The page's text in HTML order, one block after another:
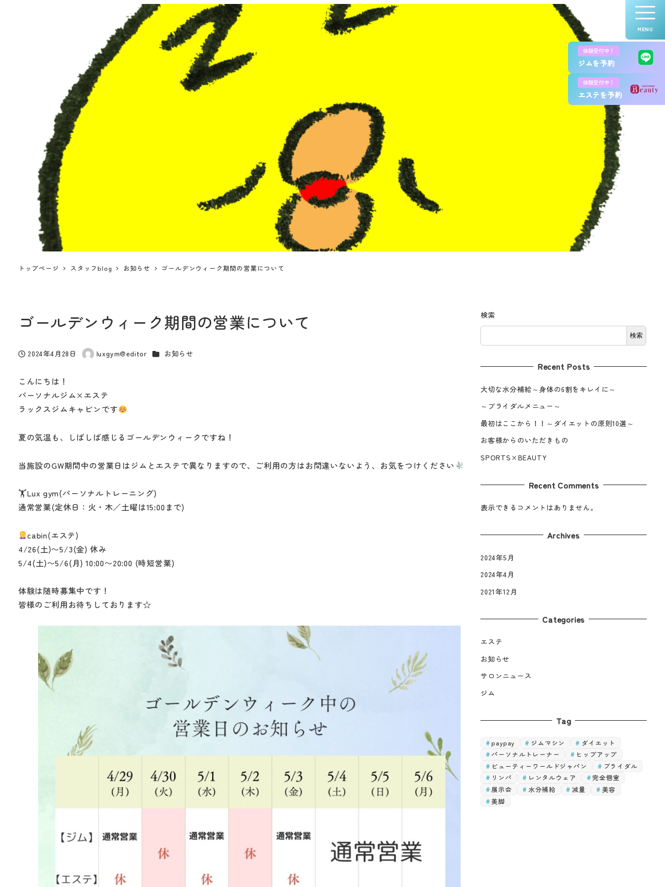
MENU
体験受付中！
ジムを予約
体験受付中！
エステを予約
トップページ スタッフblog お知らせ ゴールデンウィーク期間の営業について
ゴールデンウィーク期間の営業について
投稿日
2024年4月28日
著
luxgym@editor カテゴリー
お知らせ
こんにちは！
パーソナルジム×エステ
ラックスジムキャビンです
夏の気温も、しばしば感じるゴールデンウィークですね！
当施設のGW期間中の営業日はジムとエステで異なりますので、ご利用の方はお間違いないよう、お気をつけください
🏋️Lux gym(パーソナルトレーニング)
通常営業(定休日：火・木／土曜は15:00まで)
cabin(エステ)
4/26(土)〜5/3(金) 休み
5/4(土)〜5/6(月) 10:00〜20:00 (時短営業)
体験は随時募集中です！
皆様のご利用お待ちしております☆
検索
検索
Recent Posts
大切な水分補給～身体の6割をキレイに～
～ブライダルメニュー～
最初はここから！！～ダイエットの原則10選～
お客様からのいただきもの
SPORTS×BEAUTY
Recent Comments
表示できるコメントはありません。
Archives
2024年5月
2024年4月
2021年12月
Categories
エステ
お知らせ
サロンニュース
ジム
Tag
paypay ジムマシン
ダイエット
パーソナルトレーナー
ヒップアップ
ビューティーワールドジャパン
ブライダル
リンパ
レンタルウェア
完全個室
展示会
水分補給 減量
美容
美脚